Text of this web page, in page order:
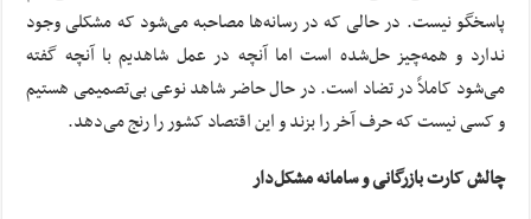
پاسخگو نیست. در حالی که در رسانه‌ها مصاحبه می‌شود که مشکلی وجود
ندارد و همه‌چیز حل‌شده است اما آنچه در عمل شاهدیم با آنچه گفته
می‌شود کاملاً در تضاد است. در حال حاضر شاهد نوعی بی‌تصمیمی هستیم
و کسی نیست که حرف آخر را بزند و این اقتصاد کشور را رنج می‌دهد.
چالش کارت بازرگانی و سامانه مشکل‌دار